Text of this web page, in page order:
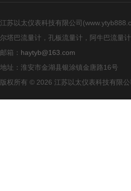
江苏以太仪表科技有限公司
尔塔巴流量计，孔板流量计，阿牛巴流量计
邮箱： haytyb@163.com
地址：淮安市金湖县银涂镇金唐路16号
版权所有 © 2026 江苏以太仪表科技有限